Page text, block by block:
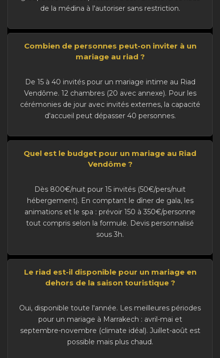
de la médina à l'autoriser sans restriction.
Combien de personnes peut-on inviter à un
mariage au riad ?
De 15 à 40 invités pour un mariage intime au Riad
Vendôme. 12 chambres (20 avec annexe). Pour les
cérémonies de jour avec invités externes, la capacité
d'accueil peut dépasser 40 personnes.
Quel est le budget pour un mariage au Riad
Vendôme ?
Dès 800€/nuit pour 15 invités (50€/pers/nuit
hébergement). En comptant le dîner de gala, les
animations et le spa : prévoir 150 à 350€/personne
tout compris selon la formule. Devis personnalisé
sous 3h.
Le riad est-il disponible pour un mariage en
dehors de la saison touristique ?
Oui, disponible toute l'année. Les meilleures périodes
pour un mariage à Marrakech : avril-mai et
septembre-novembre (climate idéal). Juillet-août est
possible mais plus chaud.